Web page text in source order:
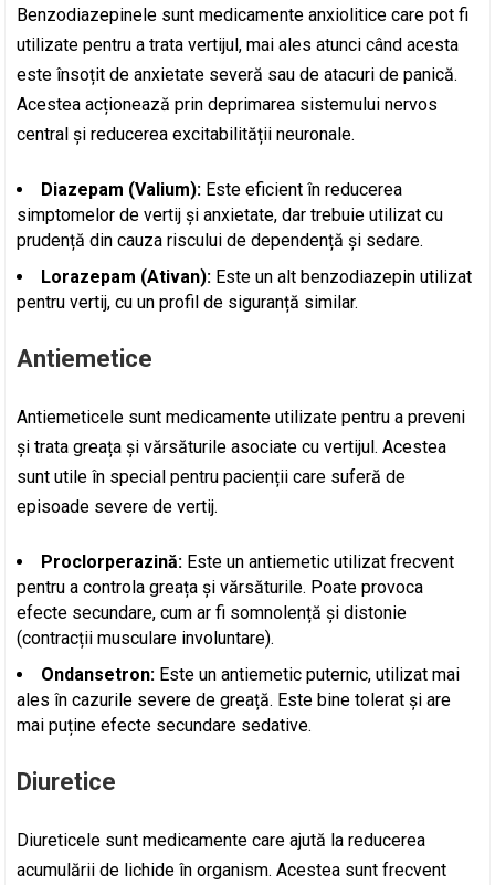
Benzodiazepinele sunt medicamente anxiolitice care pot fi
utilizate pentru a trata vertijul, mai ales atunci când acesta
este însoțit de anxietate severă sau de atacuri de panică.
Acestea acționează prin deprimarea sistemului nervos
central și reducerea excitabilității neuronale.
Diazepam (Valium): Este eficient în reducerea
simptomelor de vertij și anxietate, dar trebuie utilizat cu
prudență din cauza riscului de dependență și sedare.
Lorazepam (Ativan): Este un alt benzodiazepin utilizat
pentru vertij, cu un profil de siguranță similar.
Antiemetice
Antiemeticele sunt medicamente utilizate pentru a preveni
și trata greața și vărsăturile asociate cu vertijul. Acestea
sunt utile în special pentru pacienții care suferă de
episoade severe de vertij.
Proclorperazină: Este un antiemetic utilizat frecvent
pentru a controla greața și vărsăturile. Poate provoca
efecte secundare, cum ar fi somnolență și distonie
(contracții musculare involuntare).
Ondansetron: Este un antiemetic puternic, utilizat mai
ales în cazurile severe de greață. Este bine tolerat și are
mai puține efecte secundare sedative.
Diuretice
Diureticele sunt medicamente care ajută la reducerea
acumulării de lichide în organism. Acestea sunt frecvent